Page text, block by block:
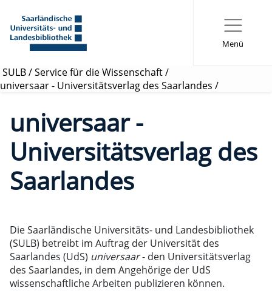
Menü
SULB/Service für die Wissenschaft/
universaar - Universitätsverlag des Saarlandes /
universaar -
Universitätsverlag des
Saarlandes
Die Saarländische Universitäts- und Landesbibliothek
(SULB) betreibt im Auftrag der Universität des
Saarlandes (UdS) universaar- den Universitätsverlag
des Saarlandes, in dem Angehörige der UdS
wissenschaftliche Arbeiten publizieren können.